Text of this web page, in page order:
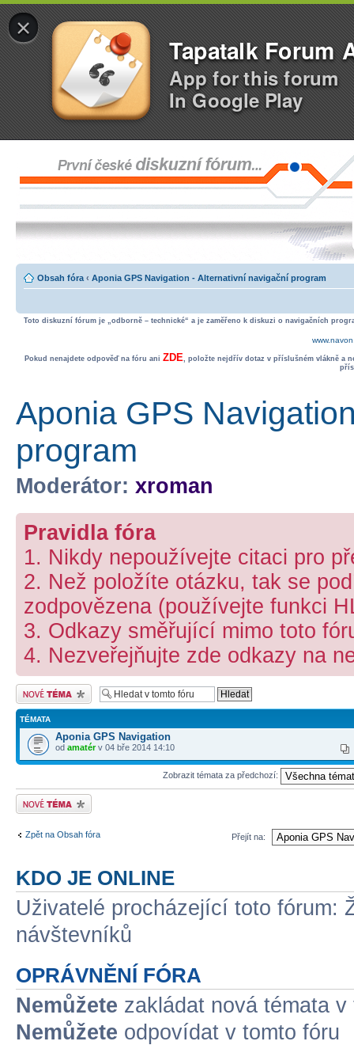
×
Tapatalk Forum
App for this forum
In Google Play
Obsah fóra ‹ Aponia GPS Navigation - Alternativní navigační program
Toto diskuzní fórum je „odborně – technické“ a je zaměřeno k diskuzi o navigačních
Pokud nenajdete odpověď na fóru ani ZDE, položte nejdřív dotaz v příslušném vlákně a
Aponia GPS
program
Moderátor: xroman
Pravidla fóra
1. Nikdy nepoužívejte citaci pro
2. Než položíte otázku, tak se
zodpovězena (používejte funkci
3. Odkazy směřující mimo toto
4. Nezveřejňujte zde odkazy na
Odeslat nové téma
TÉMATA
Aponia GPS Navigation
od amatérv 04 bře 2014 14:10
Zobrazit témata za předchozí:
Odeslat nové téma
Zpět na Obsah fóra Přejít na:
KDO JE ONLINE
Uživatelé procházející toto fórum:
návštevníků
OPRÁVNĚNÍ FÓRA
Nemůžete zakládat nová témata v
Nemůžete odpovídat v tomto fóru